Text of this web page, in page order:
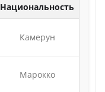
Национальность
Камерун
Марокко